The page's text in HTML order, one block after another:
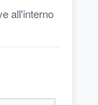
all'interno